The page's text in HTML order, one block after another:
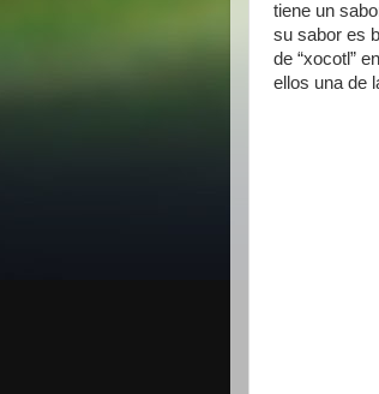
tiene un
su sabor es
de “xocotl”
ellos una de